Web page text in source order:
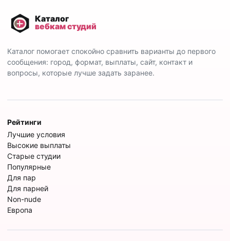
Каталог помогает спокойно сравнить варианты до первого
сообщения: город, формат, выплаты, сайт, контакт и
вопросы, которые лучше задать заранее.
Рейтинги
Лучшие условия
Высокие выплаты
Старые студии
Популярные
Для пар
Для парней
Non-nude
Европа